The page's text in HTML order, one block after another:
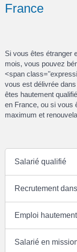
France
Si vous êtes étranger
mois, vous pouvez
<span
vous est délivrée
êtes hautement
en France, ou si vous
maximum et
Salarié qualifié
Recrutement
Emploi
Salarié en